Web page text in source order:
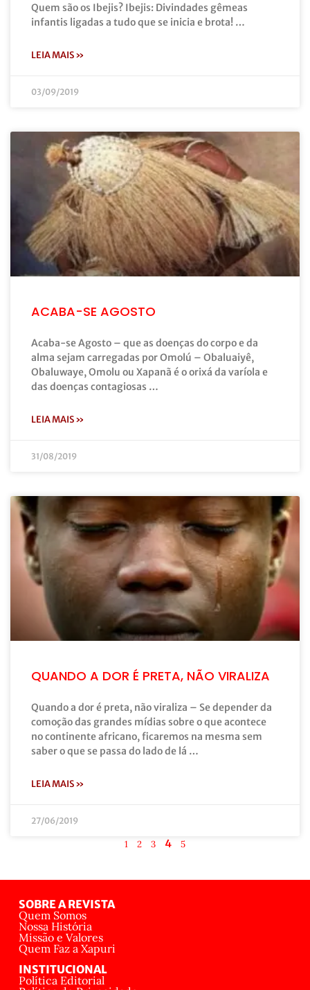
Quem são os Ibejis? Ibejis: Divindades gêmeas
infantis ligadas a tudo que se inicia e brota! …
LEIA MAIS »
03/09/2019
ACABA-SE AGOSTO
Acaba-se Agosto – que as doenças do corpo e da
alma sejam carregadas por Omolú – Obaluaiyê,
Obaluwaye, Omolu ou Xapanã é o orixá da varíola e
das doenças contagiosas …
LEIA MAIS »
31/08/2019
QUANDO A DOR É PRETA, NÃO VIRALIZA
Quando a dor é preta, não viraliza – Se depender da
comoção das grandes mídias sobre o que acontece
no continente africano, ficaremos na mesma sem
saber o que se passa do lado de lá …
LEIA MAIS »
27/06/2019
1 2 3 4 5
SOBRE A REVISTA
Quem Somos
Nossa História
Missão e Valores
Quem Faz a Xapuri
INSTITUCIONAL
Política Editorial